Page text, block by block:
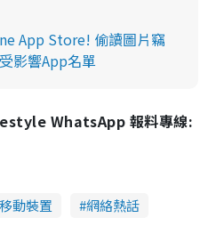
App Store! 偷讀圖片竊
影響App名單
WhatsApp 報料專線:
移動裝置
網絡熱話